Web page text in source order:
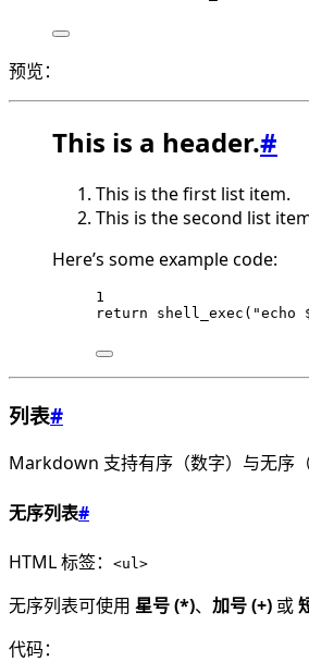
预览：
This is a header.#
This is the first list item.
This is the second list
Here’s some example code:
1
return shell_exec("echo
列表#
Markdown 支持有序（数字）与无序（
无序列表#
HTML 标签： <ul>
无序列表可使用 星号 (*)、 加号 (+) 或
代码：